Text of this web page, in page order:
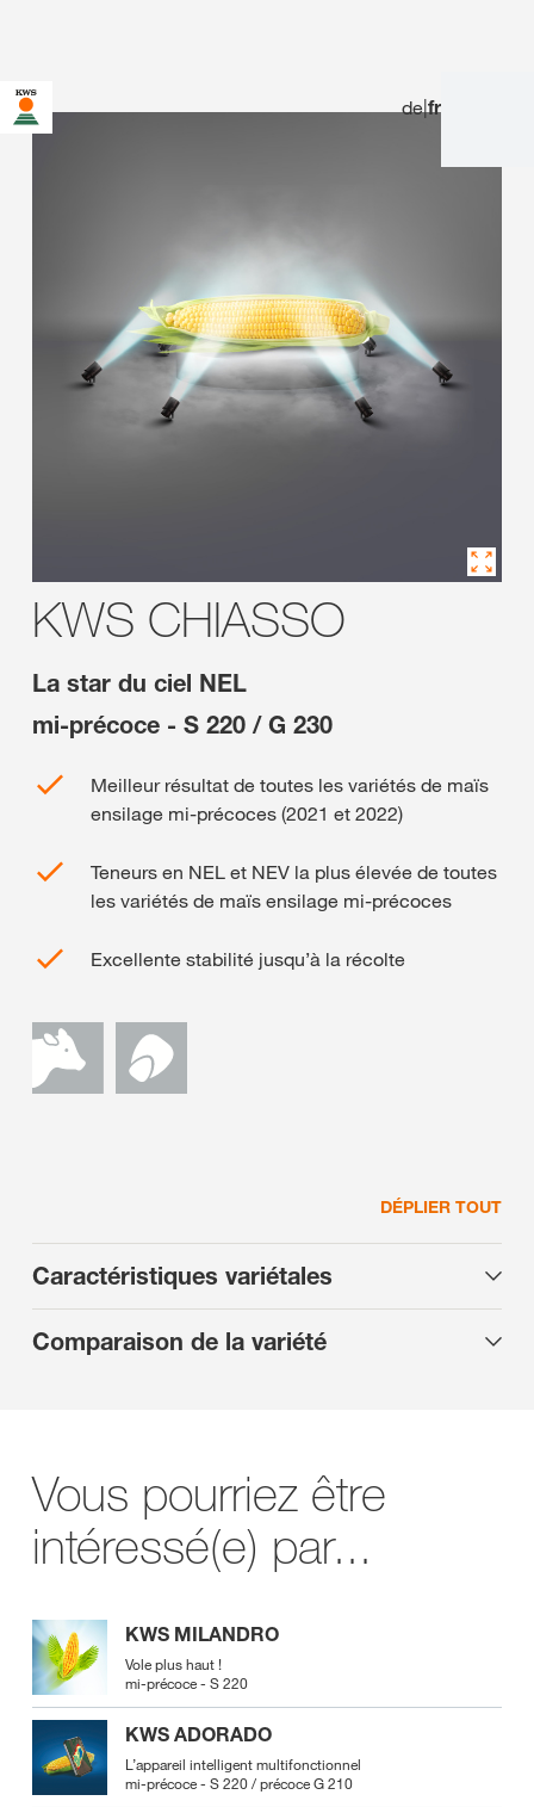
de|fr
Vous vous trouvez sur le site de KWS pour la Suisse. Il existe
une page alternative pour ce site dans votre pays :
KWS CHIASSO
La star du ciel NEL
mi-précoce - S 220 / G 230
Meilleur résultat de toutes les variétés de maïs
ensilage mi-précoces (2021 et 2022)
Teneurs en NEL et NEV la plus élevée de toutes
les variétés de maïs ensilage mi-précoces
Excellente stabilité jusqu’à la récolte
DÉPLIER TOUT
Caractéristiques variétales
Comparaison de la variété
Vous pourriez être
intéressé(e) par...
KWS MILANDRO
Vole plus haut !
mi-précoce - S 220
KWS ADORADO
L’appareil intelligent multifonctionnel
mi-précoce - S 220 / précoce G 210